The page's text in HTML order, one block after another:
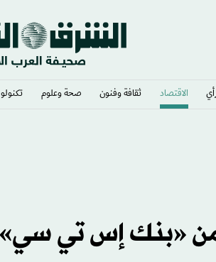
الاقتصاد ثقافة وفنون صحة وعلوم
من «بنك إس تي